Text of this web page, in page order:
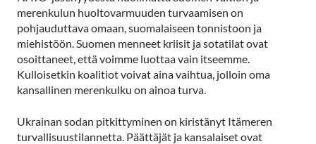
merenkulun huoltovarmuuden turvaamisen on
pohjauduttava omaan, suomalaiseen tonnistoon ja
miehistöön. Suomen menneet kriisit ja sotatilat ovat
osoittaneet, että voimme luottaa vain itseemme.
Kulloisetkin koalitiot voivat aina vaihtua, jolloin oma
kansallinen merenkulku on ainoa turva.
Ukrainan sodan pitkittyminen on kiristänyt Itämeren
turvallisuustilannetta. Päättäjät ja kansalaiset ovat